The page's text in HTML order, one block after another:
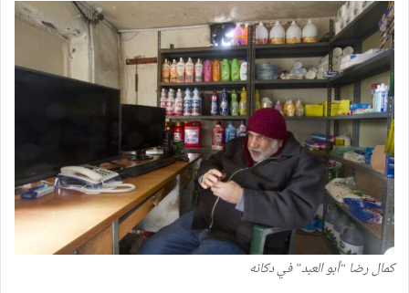
كمال رضا “أبو العبد” في دكانه